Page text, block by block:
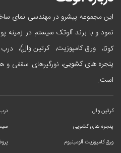
نمود و با برند آلوتک سیستم در زمینه
کوتا، ورق کامپوزیت،کرتین وال)،
پنجره های کشویی، نورگیرهای سقفی و
است.
کرتین وال
پنجره های کشویی
ورق کامپوزیت آلومینیوم